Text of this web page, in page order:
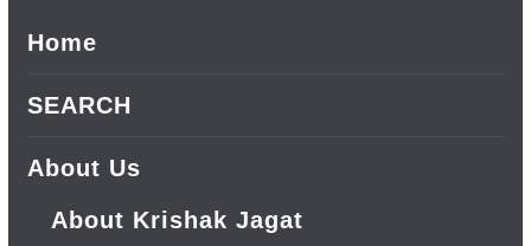
Home
SEARCH
About Us
About Krishak Jagat